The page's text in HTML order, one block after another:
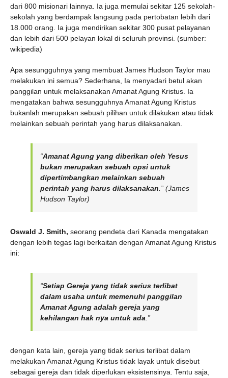
dari 800 misionari lainnya. Ia juga memulai sekitar 125 sekolah-
sekolah yang berdampak langsung pada pertobatan lebih dari
18.000 orang. Ia juga mendirikan sekitar 300 pusat pelayanan
dan lebih dari 500 pelayan lokal di seluruh provinsi. (sumber:
wikipedia)
Apa sesungguhnya yang membuat James Hudson Taylor mau
melakukan ini semua? Sederhana, Ia menyadari betul akan
panggilan untuk melaksanakan Amanat Agung Kristus. Ia
mengatakan bahwa sesungguhnya Amanat Agung Kristus
bukanlah merupakan sebuah pilihan untuk dilakukan atau tidak
melainkan sebuah perintah yang harus dilaksanakan.
“Amanat Agung yang diberikan oleh Yesus
bukan merupakan sebuah opsi untuk
dipertimbangkan melainkan sebuah
perintah yang harus dilaksanakan.” (James
Hudson Taylor)
Oswald J. Smith, seorang pendeta dari Kanada mengatakan
dengan lebih tegas lagi berkaitan dengan Amanat Agung Kristus
ini:
“Setiap Gereja yang tidak serius terlibat
dalam usaha untuk memenuhi panggilan
Amanat Agung adalah gereja yang
kehilangan hak nya untuk ada.”
dengan kata lain, gereja yang tidak serius terlibat dalam
melakukan Amanat Agung Kristus tidak layak untuk disebut
sebagai gereja dan tidak diperlukan eksistensinya. Tentu saja,